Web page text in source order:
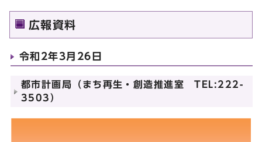
広報資料
令和2年3月26日
都市計画局（まち再生・創造推進室 TEL:222-
3503）